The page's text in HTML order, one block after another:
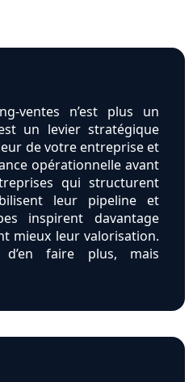
n’est plus un
un levier stratégique
de votre entreprise et
opérationnelle avant
qui structurent
leur pipeline et
inspirent davantage
mieux leur valorisation.
d’en faire plus, mais